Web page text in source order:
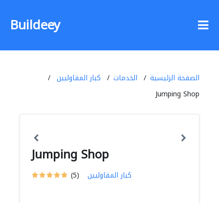
Buildeey
الصفحة الرئيسية الخدمات
كبار المقاوليين
Jumping Shop
Jumping Shop
(5) كبار المقاوليين